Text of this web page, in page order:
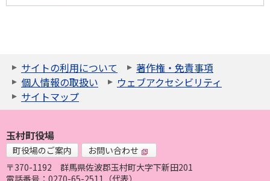
サイトの利用について
著作権・免責事項
個人情報の取扱い
ウェブアクセシビリティ
サイトマップ
玉村町役場
町役場のご案内
お問い合わせ
〒370-1192
群馬県佐波郡玉村町大字下新田201